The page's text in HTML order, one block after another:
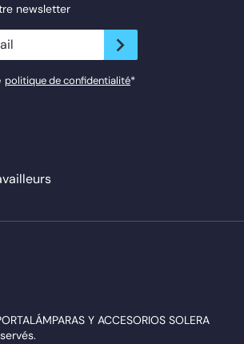
newsletter
politique de confidentialité*
Y ACCESORIOS SOLERA